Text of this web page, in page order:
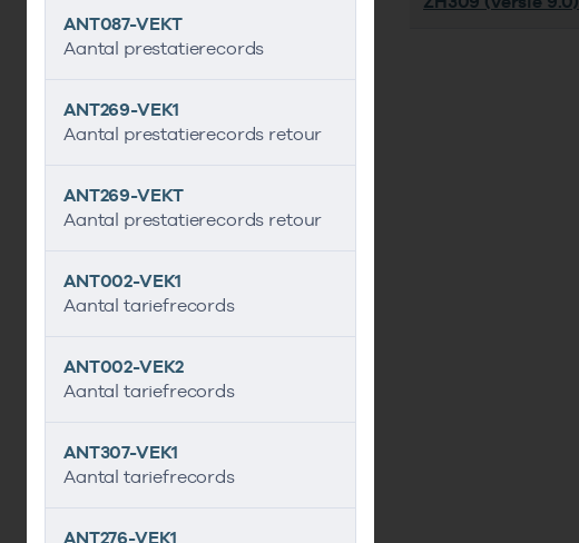
ANT087-VEKT
Aantal prestatierecords
ANT269-VEK1
Aantal prestatierecords retour
ANT269-VEKT
Aantal prestatierecords retour
ANT002-VEK1
Aantal tariefrecords
ANT002-VEK2
Aantal tariefrecords
ANT307-VEK1
Aantal tariefrecords
ANT276-VEK1